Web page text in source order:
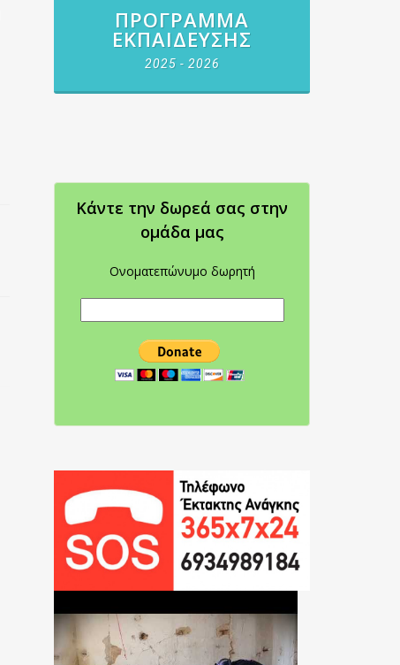
ΠΡΌΓΡΑΜΜΑ
ΕΚΠΑΊΔΕΥΣΗΣ
2025 - 2026
Κάντε την δωρεά σας στην
oμάδα μας
Ονοματεπώνυμο δωρητή